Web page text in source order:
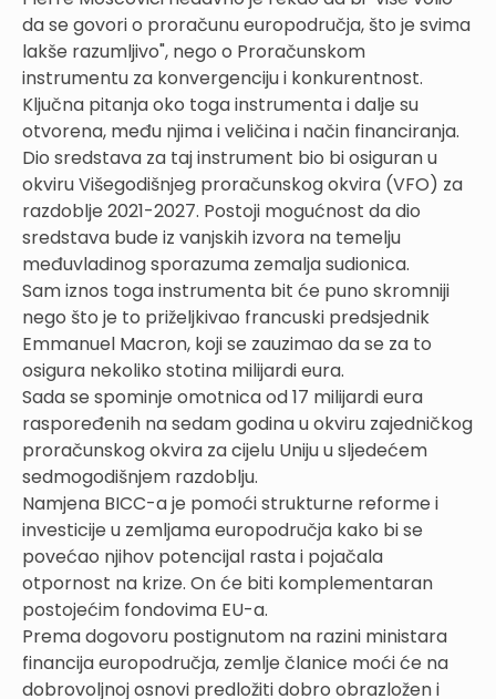
da se govori o proračunu europodručja, što je svima
lakše razumljivo", nego o Proračunskom
instrumentu za konvergenciju i konkurentnost.
Ključna pitanja oko toga instrumenta i dalje su
otvorena, među njima i veličina i način financiranja.
Dio sredstava za taj instrument bio bi osiguran u
okviru Višegodišnjeg proračunskog okvira (VFO) za
razdoblje 2021-2027. Postoji mogućnost da dio
sredstava bude iz vanjskih izvora na temelju
međuvladinog sporazuma zemalja sudionica.
Sam iznos toga instrumenta bit će puno skromniji
nego što je to priželjkivao francuski predsjednik
Emmanuel Macron, koji se zauzimao da se za to
osigura nekoliko stotina milijardi eura.
Sada se spominje omotnica od 17 milijardi eura
raspoređenih na sedam godina u okviru zajedničkog
proračunskog okvira za cijelu Uniju u sljedećem
sedmogodišnjem razdoblju.
Namjena BICC-a je pomoći strukturne reforme i
investicije u zemljama europodručja kako bi se
povećao njihov potencijal rasta i pojačala
otpornost na krize. On će biti komplementaran
postojećim fondovima EU-a.
Prema dogovoru postignutom na razini ministara
financija europodručja, zemlje članice moći će na
dobrovoljnoj osnovi predložiti dobro obrazložen i